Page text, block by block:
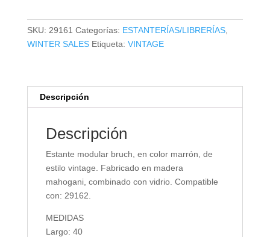
SKU: 29161 Categorías: ESTANTERÍAS/LIBRERÍAS,
WINTER SALES Etiqueta: VINTAGE
Descripción
Descripción
Estante modular bruch, en color marrón, de
estilo vintage. Fabricado en madera
mahogani, combinado con vidrio. Compatible
con: 29162.
MEDIDAS
Largo: 40